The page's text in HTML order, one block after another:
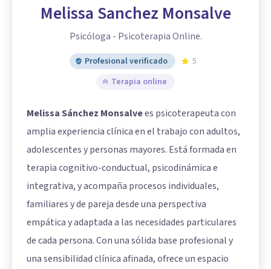
Melissa Sanchez Monsalve
Psicóloga - Psicoterapia Online.
Profesional verificado
5
Terapia online
Melissa Sánchez Monsalvees psicoterapeuta con
amplia experiencia clínica en el trabajo con adultos,
adolescentes y personas mayores. Está formada en
terapia cognitivo-conductual, psicodinámica e
integrativa, y acompaña procesos individuales,
familiares y de pareja desde una perspectiva
empática y adaptada a las necesidades particulares
de cada persona. Con una sólida base profesional y
una sensibilidad clínica afinada, ofrece un espacio